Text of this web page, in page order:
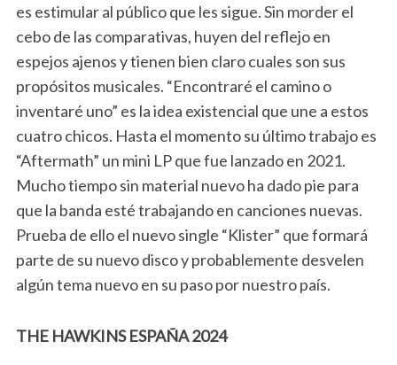
es estimular al público que les sigue. Sin morder el
cebo de las comparativas, huyen del reflejo en
espejos ajenos y tienen bien claro cuales son sus
propósitos musicales. “Encontraré el camino o
inventaré uno” es la idea existencial que une a estos
cuatro chicos. Hasta el momento su último trabajo es
“Aftermath” un mini LP que fue lanzado en 2021.
Mucho tiempo sin material nuevo ha dado pie para
que la banda esté trabajando en canciones nuevas.
Prueba de ello el nuevo single “Klister” que formará
parte de su nuevo disco y probablemente desvelen
algún tema nuevo en su paso por nuestro país.
THE HAWKINS ESPAÑA 2024